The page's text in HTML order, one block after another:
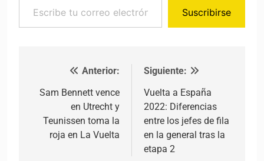
Suscribirse
Navegación de entradas
Anterior:
Sam Bennett vence
en Utrecht y
Teunissen toma la
roja en La Vuelta
Siguiente:
Vuelta a España
2022: Diferencias
entre los jefes de fila
en la general tras la
etapa 2